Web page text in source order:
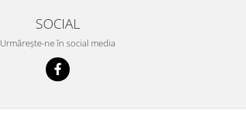
SOCIAL
Urmărește-ne în social media